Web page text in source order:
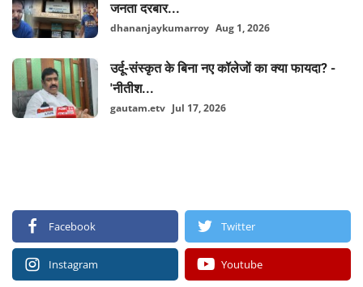
जनता दरबार...
dhananjaykumarroy Aug 1, 2026
उर्दू-संस्कृत के बिना नए कॉलेजों का क्या फायदा? -
'नीतीश...
gautam.etv Jul 17, 2026
Facebook Twitter
Instagram Youtube